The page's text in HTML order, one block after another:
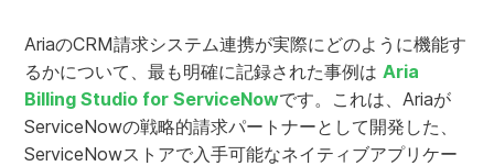
AriaのCRM請求システム連携が実際にどのように機能す
るかについて、最も明確に記録された事例はAria
Billing Studio for ServiceNowです。これは、Ariaが
ServiceNowの戦略的請求パートナーとして開発した、
ServiceNowストアで入手可能なネイティブアプリケー